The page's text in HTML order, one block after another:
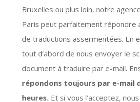
Bruxelles ou plus loin, notre
Paris peut parfaitement répondre
de traductions assermentées. En
tout d’abord de nous envoyer le
document à traduire par e-mail.
répondons toujours par e-mail
heures. Et si vous l’acceptez,